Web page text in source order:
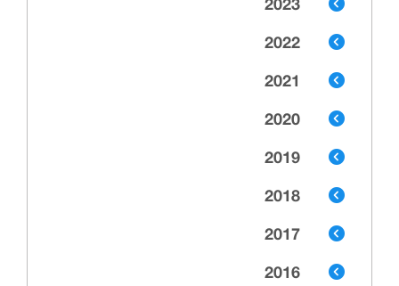
2023
2022
2021
2020
2019
2018
2017
2016